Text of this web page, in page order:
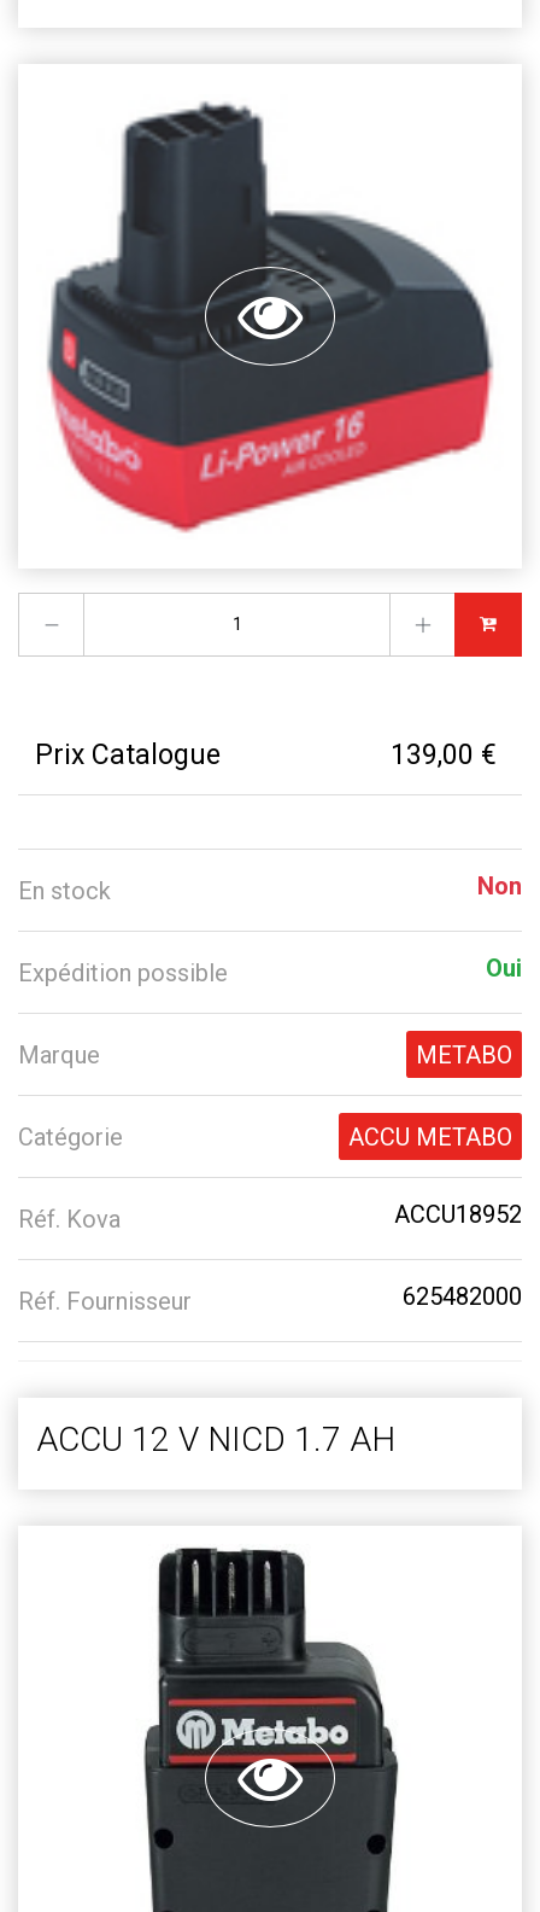
Prix Catalogue 139,00 €
En stock Non
Expédition possible Oui
Marque METABO
Catégorie ACCU METABO
Réf. Kova ACCU18952
Réf. Fournisseur 625482000
ACCU 12 V NICD 1.7 AH